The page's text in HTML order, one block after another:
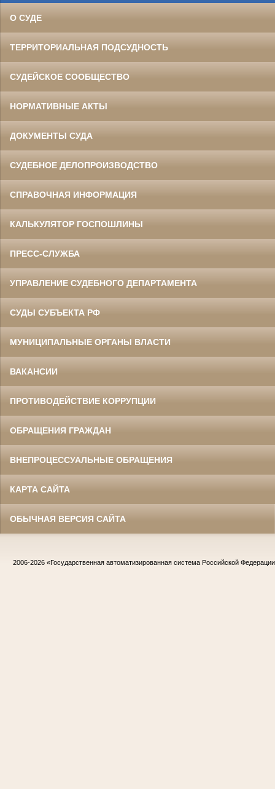
О СУДЕ
ТЕРРИТОРИАЛЬНАЯ ПОДСУДНОСТЬ
СУДЕЙСКОЕ СООБЩЕСТВО
НОРМАТИВНЫЕ АКТЫ
ДОКУМЕНТЫ СУДА
СУДЕБНОЕ ДЕЛОПРОИЗВОДСТВО
СПРАВОЧНАЯ ИНФОРМАЦИЯ
КАЛЬКУЛЯТОР ГОСПОШЛИНЫ
ПРЕСС-СЛУЖБА
УПРАВЛЕНИЕ СУДЕБНОГО ДЕПАРТАМЕНТА
СУДЫ СУБЪЕКТА РФ
МУНИЦИПАЛЬНЫЕ ОРГАНЫ ВЛАСТИ
ВАКАНСИИ
ПРОТИВОДЕЙСТВИЕ КОРРУПЦИИ
ОБРАЩЕНИЯ ГРАЖДАН
ВНЕПРОЦЕССУАЛЬНЫЕ ОБРАЩЕНИЯ
КАРТА САЙТА
ОБЫЧНАЯ ВЕРСИЯ САЙТА
2006-2026 «Государственная автоматизированная система Российской